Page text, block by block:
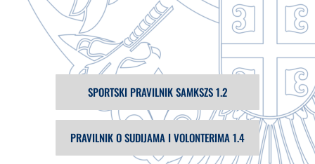
SPORTSKI PRAVILNIK SAMKSZS 1.2
PRAVILNIK O SUDIJAMA I VOLONTERIMA 1.4